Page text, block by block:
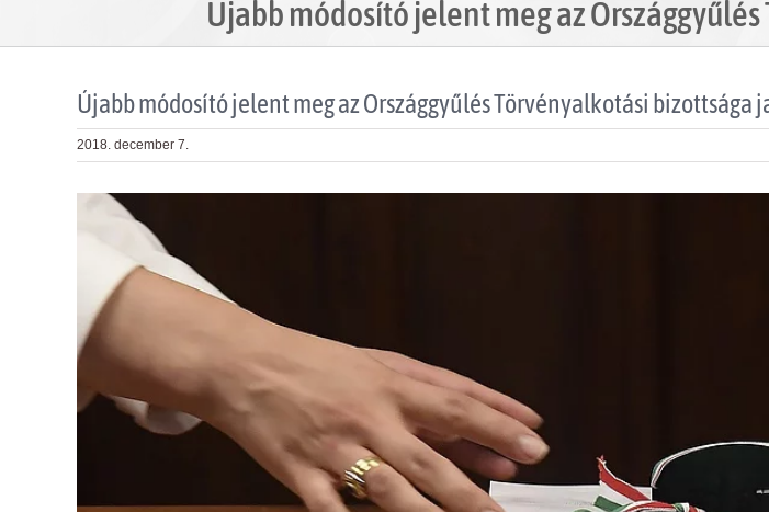
Újabb módosító jelent meg az
Újabb módosító jelent meg az Országgyűlés Törvényalkotási bizottsága
2018. december 7.
View